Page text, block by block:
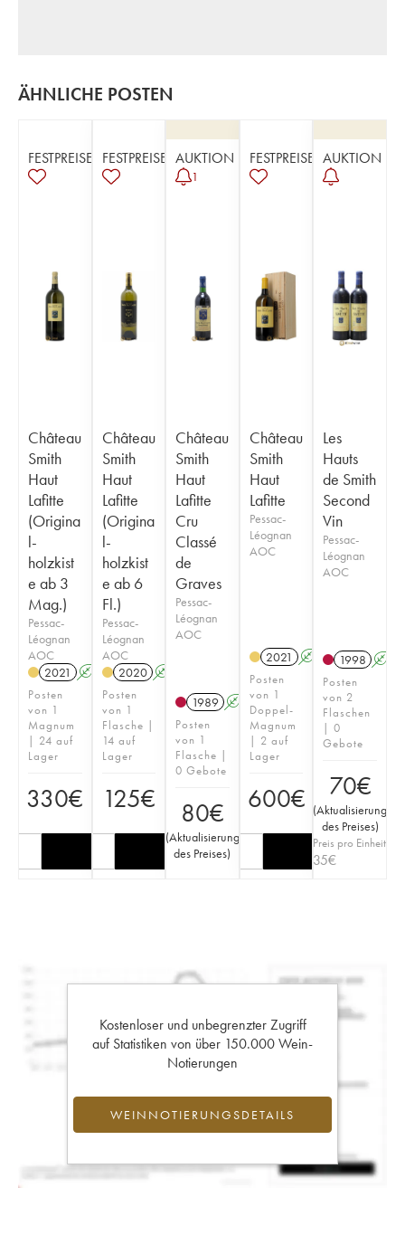
ÄHNLICHE POSTEN
FESTPREISE
Château
Smith
Haut
Lafitte
(Origina
l-
holzkist
e ab 3
Mag.)
Pessac-
Léognan
AOC
2021
A T
Posten
von 1
Magnum
| 24 auf
Lager
330€
FESTPREISE
Château
Smith
Haut
Lafitte
(Origina
l-
holzkist
e ab 6
Fl.)
Pessac-
Léognan
AOC
2020 A
Posten
von 1
Flasche |
14 auf
Lager
125€
AUKTION
1
Château
Smith
Haut
Lafitte
Cru
Classé
de
Graves
Pessac-
Léognan
AOC
1989 A
Posten
von 1
Flasche |
0 Gebote
80€
(Aktualisierung
des Preises)
FESTPREISE
Château
Smith
Haut
Lafitte
Pessac-
Léognan
AOC
2021 A T
Posten
von 1
Doppel-
Magnum
| 2 auf
Lager
600€
AUKTION
Les
Hauts
de Smith
Second
Vin
Pessac-
Léognan
AOC
1998 A
Posten
von 2
Flaschen
| 0
Gebote
70€
(Aktualisierung
des Preises)
Preis pro Einheit
35€
Kostenloser und unbegrenzter Zugriff
auf Statistiken von über 150.000 Wein-
Notierungen
WEINNOTIERUNGSDETAILS